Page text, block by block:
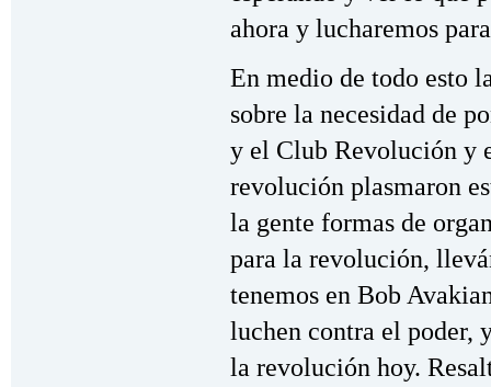
ahora y lucharemos
En medio de todo esto
sobre la necesidad de
y el Club Revolución y
revolución plasmaron
la gente formas de
para la revolución,
tenemos en Bob
luchen contra el poder,
la revolución hoy.